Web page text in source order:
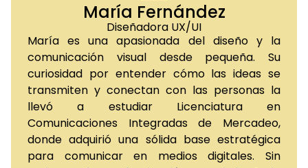
María Fernández
Diseñadora UX/UI
María es una apasionada del diseño y la
comunicación visual desde pequeña. Su
curiosidad por entender cómo las ideas se
transmiten y conectan con las personas la
llevó a estudiar Licenciatura en
Comunicaciones Integradas de Mercadeo,
donde adquirió una sólida base estratégica
para comunicar en medios digitales. Sin